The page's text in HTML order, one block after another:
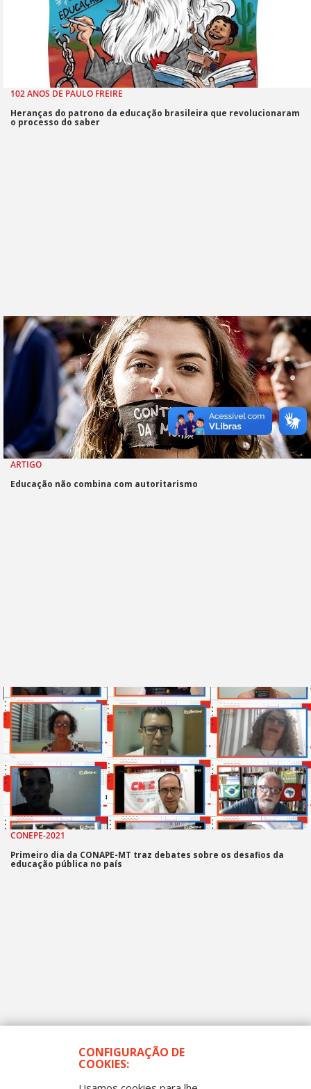
CONFIGURAÇÃO DE
COOKIES:
102 ANOS DE PAULO FREIRE
Heranças do patrono da educação brasileira que revolucionaram
o processo do saber
ARTIGO
Educação não combina com autoritarismo
CONEPE-2021
Primeiro dia da CONAPE-MT traz debates sobre os desafios da
educação pública no país